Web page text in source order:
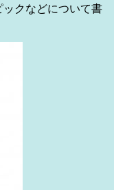
クなどについて書